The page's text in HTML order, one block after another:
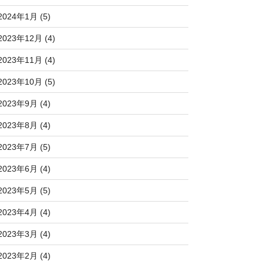
年1月 (5)
年12月 (4)
年11月 (4)
年10月 (5)
年9月 (4)
年8月 (4)
年7月 (5)
年6月 (4)
年5月 (5)
年4月 (4)
年3月 (4)
年2月 (4)